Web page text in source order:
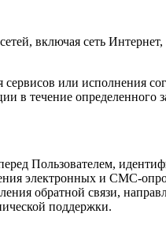
включая сеть
или исполнения
в течение определенного
Пользователем,
электронных и СМС-
обратной связи,
поддержки.